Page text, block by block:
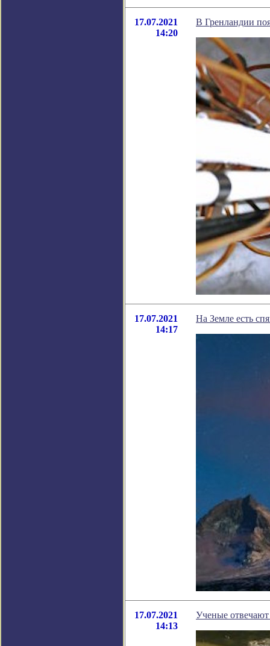
17.07.2021
14:20
В Гренландии
17.07.2021
14:17
На Земле есть
17.07.2021
14:13
Ученые